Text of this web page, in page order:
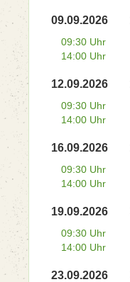
09.09.2026
09:30 Uhr
14:00 Uhr
12.09.2026
09:30 Uhr
14:00 Uhr
16.09.2026
09:30 Uhr
14:00 Uhr
19.09.2026
09:30 Uhr
14:00 Uhr
23.09.2026